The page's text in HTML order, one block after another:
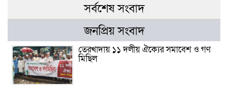
সর্বশেষ সংবাদ
জনপ্রিয় সংবাদ
তেরখাদায় ১১ দলীয় ঐক্যের সমাবেশ ও গণ
মিছিল